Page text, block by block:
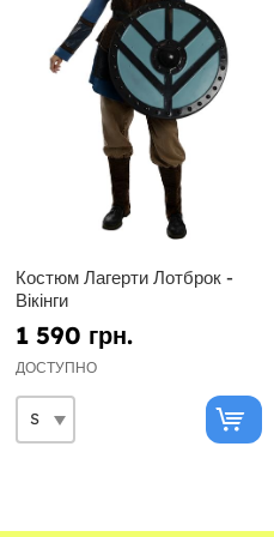
Костюм Лагерти Лотброк -
Вікінги
1 590 грн.
ДОСТУПНО